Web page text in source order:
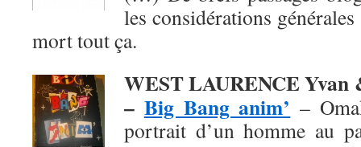
les considérations
mort tout ça.
WEST LAURENCE Yvan
– Big Bang anim’ –
portrait d’un homme au